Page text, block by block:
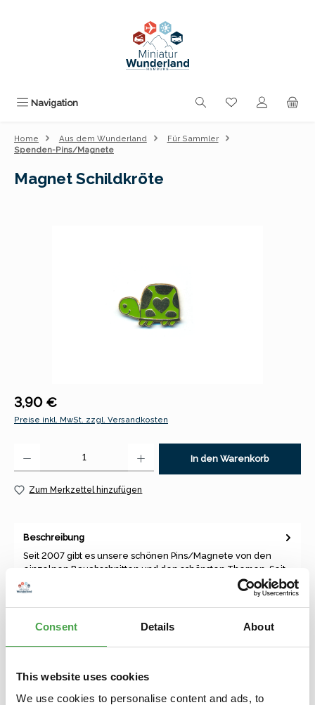
Consent Details About
This website uses cookies
We use cookies to personalise content and ads, to
Navigation Du hast 0
Home Aus dem Wunderland
Für Sammler
Spenden-Pins/Magnete
Magnet Schildkröte
Regulärer Preis:
3,90 €
Preise inkl. MwSt. zzgl. Versandkosten
In den Warenkorb
Zum Merkzettel hinzufügen
Beschreibung
Seit 2007 gibt es unsere schönen Pins/Magnete von den
einzelnen Bauabschnitten und den schönsten Themen. Seit
diesem Jahr ha…